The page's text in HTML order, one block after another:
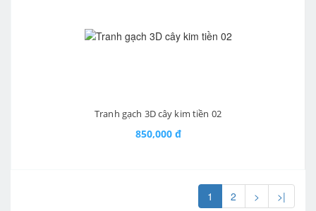
Tranh gạch 3D cây kim tiền 02
850,000 đ
1 2 > >|